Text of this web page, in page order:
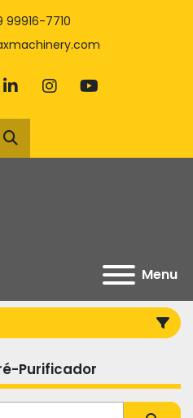
99916-7710
linkedininstagram
youtube
Pesquisar
Menu
Purificador